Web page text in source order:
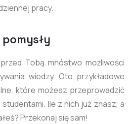
pracy.
Tobą mnóstwo możliwości
wiedzy. Oto przykładowe
które możesz przeprowadzić
Ile z nich już znasz, a
Przekonaj się sam!